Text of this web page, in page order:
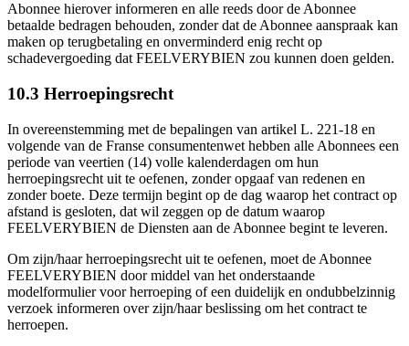
Abonnee hierover informeren en alle reeds door de Abonnee
betaalde bedragen behouden, zonder dat de Abonnee aanspraak kan
maken op terugbetaling en onverminderd enig recht op
schadevergoeding dat FEELVERYBIEN zou kunnen doen gelden.
10.3 Herroepingsrecht
In overeenstemming met de bepalingen van artikel L. 221-18 en
volgende van de Franse consumentenwet hebben alle Abonnees een
periode van veertien (14) volle kalenderdagen om hun
herroepingsrecht uit te oefenen, zonder opgaaf van redenen en
zonder boete. Deze termijn begint op de dag waarop het contract op
afstand is gesloten, dat wil zeggen op de datum waarop
FEELVERYBIEN de Diensten aan de Abonnee begint te leveren.
Om zijn/haar herroepingsrecht uit te oefenen, moet de Abonnee
FEELVERYBIEN door middel van het onderstaande
modelformulier voor herroeping of een duidelijk en ondubbelzinnig
verzoek informeren over zijn/haar beslissing om het contract te
herroepen.